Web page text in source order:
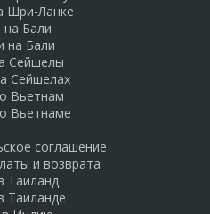
Шри-Ланке
на Бали
на Бали
Сейшелы
Сейшелах
Вьетнам
Вьетнаме
соглашение
и возврата
Таиланд
Таиланде